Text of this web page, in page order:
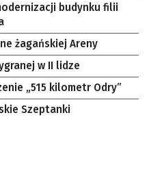
budynku filii
żagańskiej Areny
w II lidze
„515 kilometr Odry”
Szeptanki